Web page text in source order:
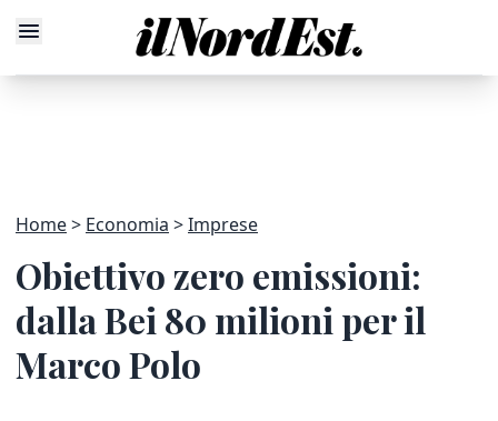
Home Economia Imprese
Obiettivo zero emissioni:
dalla Bei 80 milioni per il
Marco Polo